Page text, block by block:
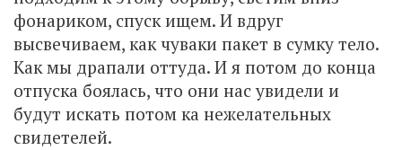
фонариком, спуск ищем. И вдруг
высвечиваем, как чуваки пакет в сумку тело.
Как мы драпали оттуда. И я потом до конца
отпуска боялась, что они нас увидели и
будут искать потом ка нежелательных
свидетелей.